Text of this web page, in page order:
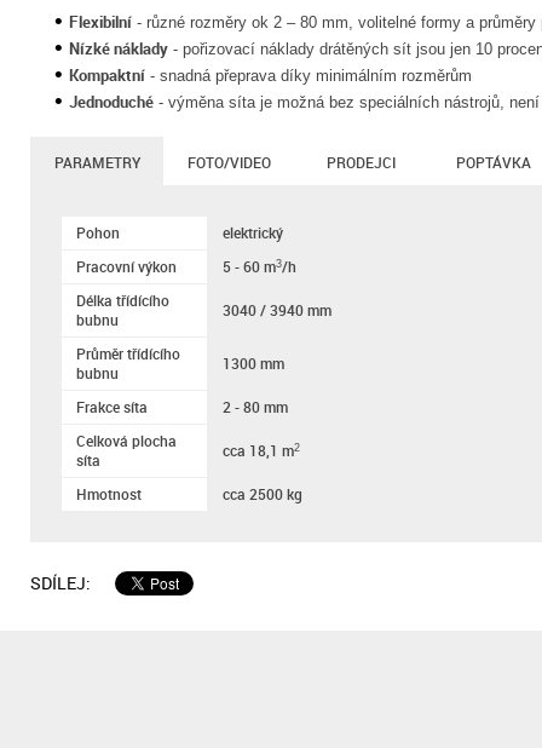
Flexibilní - různé rozměry ok 2 – 80 mm, volitelné formy a průměry
Nízké náklady - pořizovací náklady drátěných sít jsou jen 10
Kompaktní - snadná přeprava díky minimálním rozměrům
Jednoduché - výměna síta je možná bez speciálních nástrojů,
PARAMETRY FOTO/VIDEO PRODEJCI POPTÁVKA
Pohon
elektrický
Pracovní výkon
5 - 60 m3/h
Délka třídícího
bubnu
3040 / 3940 mm
Průměr třídícího
bubnu
1300 mm
Frakce síta
2 - 80 mm
Celková plocha
síta
cca 18,1 m2
Hmotnost cca 2500 kg
SDÍLEJ: